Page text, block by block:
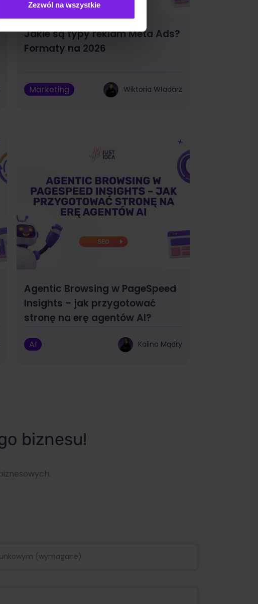
Zezwól na wszystkie
Jakie są typy reklam Meta Ads?
Formaty na 2026
Marketing Wiktoria Władarz
Agentic Browsing w PageSpeed
Insights – jak przygotować
stronę na erę agentów AI?
AI Kalina Mądry
biznesu!